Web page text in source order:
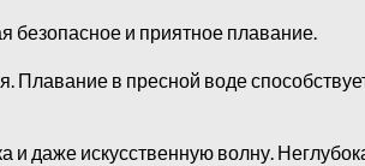
безопасное и приятное плавание.
Плавание в пресной воде
даже искусственную волну.